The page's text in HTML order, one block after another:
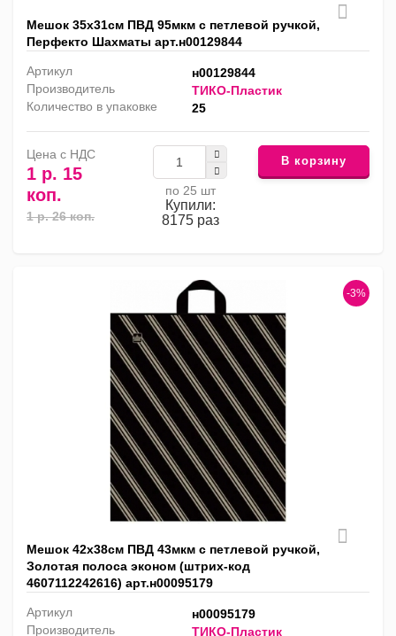
Мешок 35х31см ПВД 95мкм с петлевой ручкой,
Перфекто Шахматы арт.н00129844
Артикул
н00129844
Производитель
ТИКО-Пластик
Количество в упаковке
25
Цена с НДС
1 р. 15
коп.
1 р. 26 коп.
по 25 шт
Купили:
8175 раз
В корзину
-3%
Мешок 42х38см ПВД 43мкм с петлевой ручкой,
Золотая полоса эконом (штрих-код
4607112242616) арт.н00095179
Артикул
н00095179
Производитель
ТИКО-Пластик